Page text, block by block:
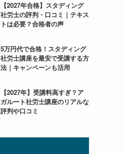
【2027年合格】スタディング
社労士の評判・口コミ｜テキス
トは必要？合格者の声
5万円代で合格！スタディング
社労士講座を最安で受講する方
法｜キャンペーンも活用
【2027年】受講料高すぎ？ア
ガルート社労士講座のリアルな
評判や口コミ